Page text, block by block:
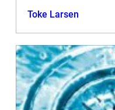
Toke Larsen